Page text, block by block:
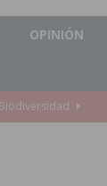
OPINIÓN
en Las Colinas